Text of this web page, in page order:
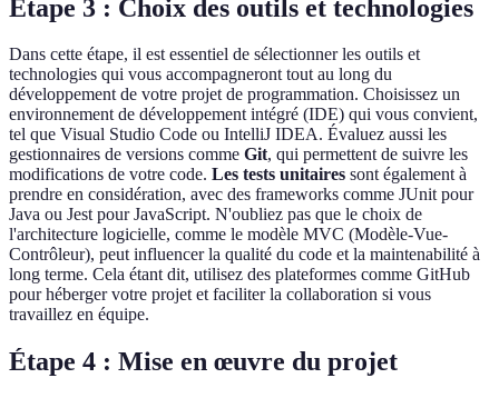
Étape 3 : Choix des outils et technologies
Dans cette étape, il est essentiel de sélectionner les outils et
technologies qui vous accompagneront tout au long du
développement de votre projet de programmation. Choisissez un
environnement de développement intégré (IDE) qui vous convient,
tel que Visual Studio Code ou IntelliJ IDEA. Évaluez aussi les
gestionnaires de versions comme Git, qui permettent de suivre les
modifications de votre code. Les tests unitaires sont également à
prendre en considération, avec des frameworks comme JUnit pour
Java ou Jest pour JavaScript. N'oubliez pas que le choix de
l'architecture logicielle, comme le modèle MVC (Modèle-Vue-
Contrôleur), peut influencer la qualité du code et la maintenabilité à
long terme. Cela étant dit, utilisez des plateformes comme GitHub
pour héberger votre projet et faciliter la collaboration si vous
travaillez en équipe.
Étape 4 : Mise en œuvre du projet